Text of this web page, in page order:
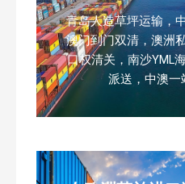
青岛人造草坪运输，
澳门到门双清，澳洲
口权清关，南沙YML
派送，中澳一